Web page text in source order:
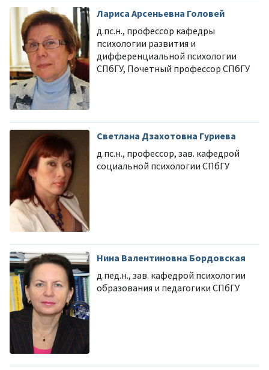
Лариса Арсеньевна Головей
д.пс.н., профессор кафедры
психологии развития и
дифференциальной психологии
СПбГУ, Почетный профессор СПбГУ
Светлана Дзахотовна Гуриева
д.пс.н., профессор, зав. кафедрой
социальной психологии СПбГУ
Нина Валентиновна Бордовская
д.пед.н., зав. кафедрой психологии
образования и педагогики СПбГУ